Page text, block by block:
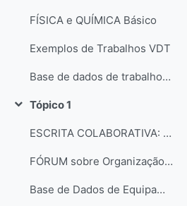
FÍSICA e QUÍMICA Básico
Exemplos de Trabalhos VDT
Base de dados de trabalhos dos participantes do curso
Contrair
Tópico 1
ESCRITA COLABORATIVA: Organização dos laboratórios
FÓRUM sobre Organização e gestão dos laboratórios escolares
Base de Dados de Equipamentos e Consumíveis dos Laboratórios